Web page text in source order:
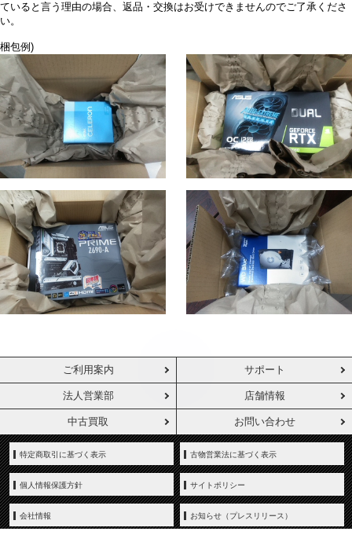
ていると言う理由の場合、返品・交換はお受けできませんのでご了承くださ
い。
梱包例)
ご利用案内 サポート
法人営業部 店舗情報
中古買取 お問い合わせ
特定商取引に基づく表示 古物営業法に基づく表示
個人情報保護方針 サイトポリシー
会社情報 お知らせ（プレスリリース）